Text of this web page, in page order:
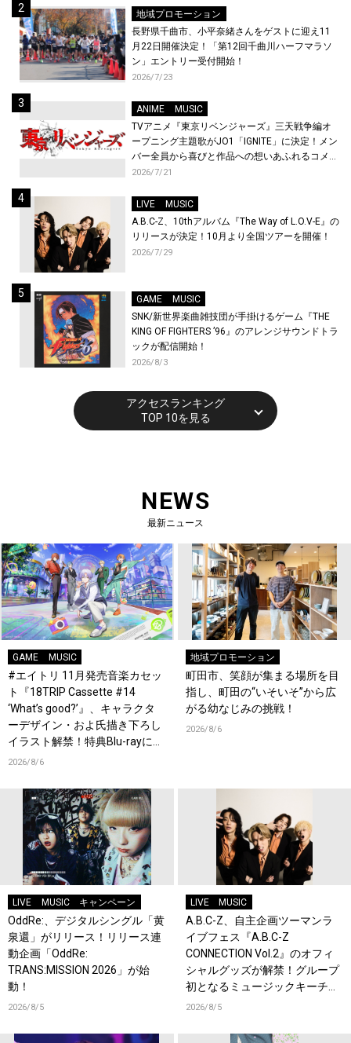
地域プロモーション
長野県千曲市、小平奈緒さんをゲストに迎え11
月22日開催決定！「第12回千曲川ハーフマラソ
ン」エントリー受付開始！
2026/7/23
ANIME
MUSIC
TVアニメ『東京リベンジャーズ』三天戦争編オ
ープニング主題歌がJO1「IGNITE」に決定！メン
バー全員から喜びと作品への想いあふれるコメン
トが到着！9月に東京・大阪で先行上映会を開
2026/7/21
LIVE
MUSIC
A.B.C-Z、10thアルバム『The Way of L.O.V-E』の
リリースが決定！10月より全国ツアーを開催！
2026/7/29
GAME
MUSIC
SNK/新世界楽曲雑技団が手掛けるゲーム『THE
KING OF FIGHTERS ’96』のアレンジサウンドトラ
ックが配信開始！
2026/8/3
アクセスランキング
TOP 10を見る
NEWS
最新ニュース
GAME MUSIC
#エイトリ 11月発売音楽カセッ
ト『18TRIP Cassette #14
‘What’s good?’』、キャラクタ
ーデザイン・およ氏描き下ろし
イラスト解禁！特典Blu-rayには
『HAMAツアーズ全体会議』が
2026/8/6
地域プロモーション
町田市、笑顔が集まる場所を目
指し、町田の“いそいそ”から広
がる幼なじみの挑戦！
2026/8/6
LIVE MUSIC キャンペーン
OddRe:、デジタルシングル「黄
泉還」がリリース！リリース連
動企画「OddRe:
TRANS:MISSION 2026」が始
動！
2026/8/5
LIVE MUSIC
A.B.C-Z、自主企画ツーマンラ
イブフェス『A.B.C-Z
CONNECTION Vol.2』のオフィ
シャルグッズが解禁！グループ
初となるミュージックキーチェ
ーンが登場！
2026/8/5